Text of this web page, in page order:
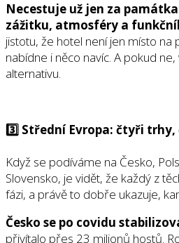
Necestuje už jen za
zážitku, atmosféry a
jistotu, že hotel není jen místo na
nabídne i něco navíc. A pokud
alternativu.
3️⃣ Střední Evropa: čtyři
Když se podíváme na Česko,
Slovensko, je vidět, že každý z
fázi, a právě to dobře ukazuje,
Česko se po covidu
přivítalo přes 23 milionů hostů.